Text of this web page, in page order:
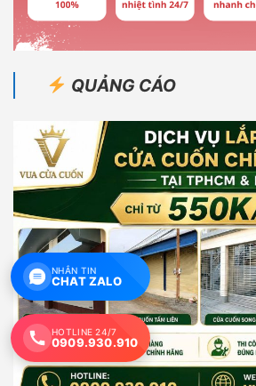
QUẢNG CÁO
NHẮN TIN
CHAT ZALO
HOTLINE 24/7
0909.930.910